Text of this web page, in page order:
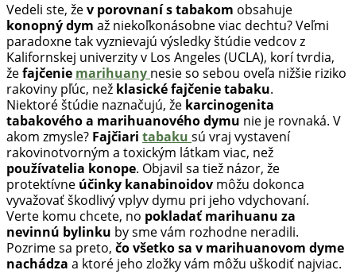
Vedeli ste, žev porovnaní s tabakom obsahuje
konopný dym až niekoľkonásobne viac dechtu? Veľmi
paradoxne tak vyznievajú výsledky štúdie vedcov z
Kalifornskej univerzity v Los Angeles (UCLA), korí tvrdia,
žefajčenie marihuany nesie so sebou oveľa nižšie riziko
rakoviny pľúc, než klasické fajčenie tabaku.
Niektoré štúdie naznačujú, že karcinogenita
tabakového a marihuanového dymu nie je rovnaká. V
akom zmysle? Fajčiari tabaku sú vraj vystavení
rakovinotvorným a toxickým látkam viac, než
používatelia konope. Objavil sa tiež názor, že
protektívne účinky kanabinoidov môžu dokonca
vyvažovať škodlivý vplyv dymu pri jeho vdychovaní.
Verte komu chcete, no pokladať marihuanu za
nevinnú bylinku by sme vám rozhodne neradili.
Pozrime sa preto, čo všetko sa v marihuanovom dyme
nachádza a ktoré jeho zložky vám môžu uškodiť najviac.